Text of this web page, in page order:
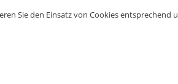
Sie den Einsatz von Cookies entsprechend